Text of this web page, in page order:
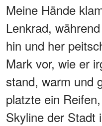
Meine Hände
Lenkrad,
hin und her
Mark vor, wie er
stand, warm und
platzte ein
Skyline der Stadt